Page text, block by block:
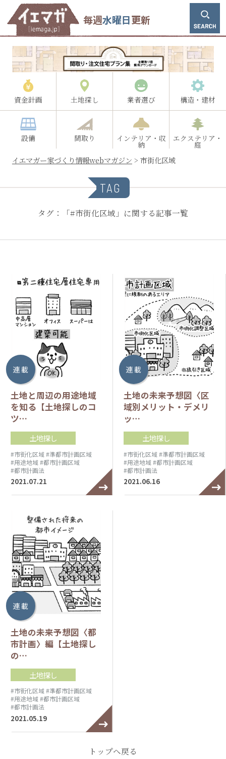
毎週水曜日更新
資金計画 土地探し 業者選び 構造・建材
設備 間取り インテリア・収
納
エクステリア・
庭
イエマガー家づくり情報webマガジン > 市街化区域
TAG
タグ：「#市街化区域」に関する記事一覧
連 載
土地と周辺の用途地域
を知る【土地探しのコ
ツ…
土地探し
#市街化区域#準都市計画区域
#用途地域#都市計画区域
#都市計画法
2021.07.21
連 載
土地の未来予想図〈区
域別メリット・デメリ
ッ…
土地探し
#市街化区域#準都市計画区域
#用途地域#都市計画区域
#都市計画法
2021.06.16
連 載
土地の未来予想図〈都
市計画〉編【土地探し
の…
土地探し
#市街化区域#準都市計画区域
#用途地域#都市計画区域
#都市計画法
2021.05.19
トップへ戻る